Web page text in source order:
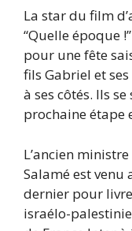
La star du film
“Quelle époque
pour une fête
fils Gabriel et
à ses côtés. Ils
prochaine étape
L’ancien
Salamé est venu
dernier pour
israélo-